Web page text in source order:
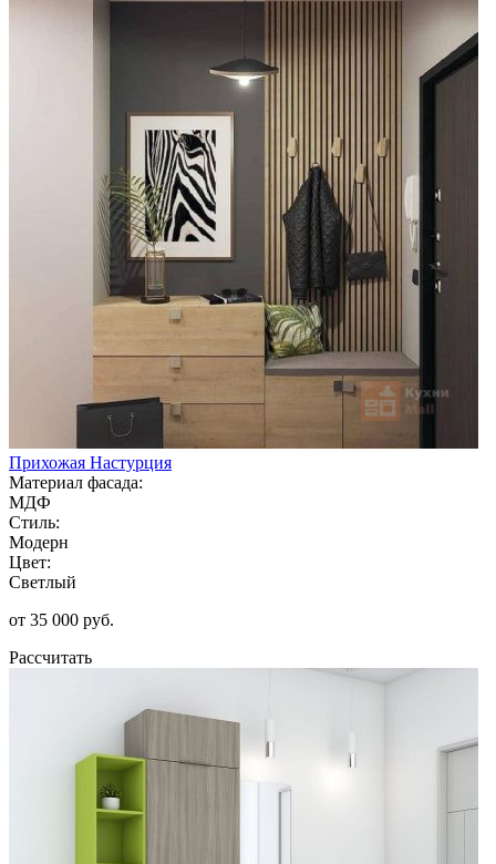
Прихожая Настурция
Материал фасада:
МДФ
Стиль:
Модерн
Цвет:
Светлый
от 35 000 руб.
Рассчитать